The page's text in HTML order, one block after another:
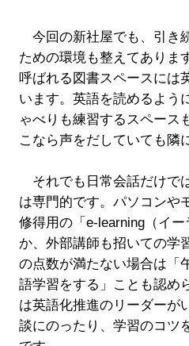
今回の新社屋でも、引き
ための環境も整えてありま
呼ばれる図書スペースには
います。英語を読めるよう
ゃべりも練習するスペース
こなら声をだしていても隣
それでも日常会話だけで
は専門的です。パソコンや
修得用の「e-learning（イ
か、外部講師も招いての学
の点数が満たない場合は「
語学習をする」ことも認め
は英語化推進のリーダーが
談にのったり、学習のコツ